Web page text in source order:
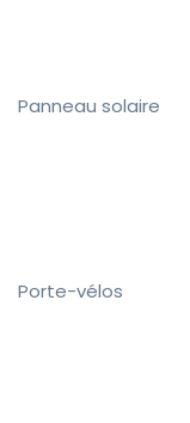
Panneau solaire
Porte-vélos